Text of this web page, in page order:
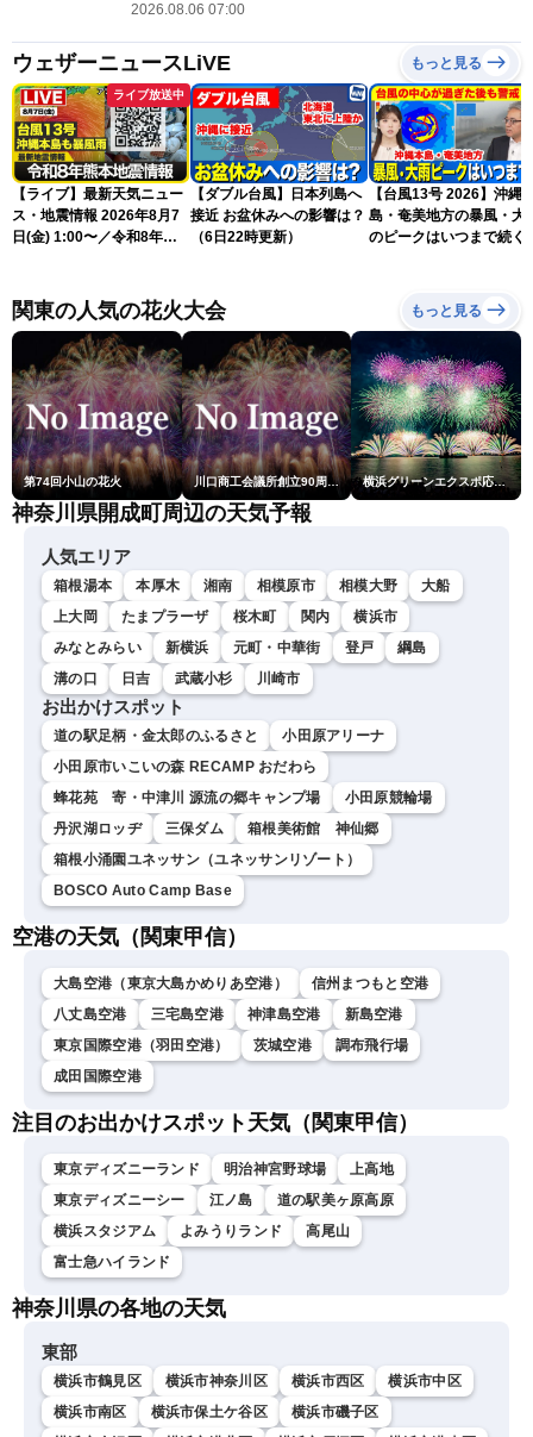
2026.08.06 07:00
ウェザーニュースLiVE もっと見る
ライブ放送中
【ライブ】最新天気ニュー
ス・地震情報 2026年8月7
日(金) 1:00〜／令和8年熊
スLiVE〉
【ダブル台風】日本列島へ
接近 お盆休みへの影響は？
（6日22時更新）
【台風13号 2026】沖縄
島・奄美地方の暴風・大
のピークはいつまで続く
関東の人気の花火大会 もっと見る
第74回小山の花火 川口商工会議所創立90周年・青年部40周年・女性会30周年記念 第6回川口花火大会 横浜グリーンエクスポ応援 みなとみらいフェスティバル「スカイシンフォニーinヨコハマ presented byコロワイド」
神奈川県開成町周辺の天気予報
人気エリア
箱根湯本 本厚木 湘南 相模原市 相模大野
大船
上大岡
たまプラーザ 桜木町 関内
横浜市
みなとみらい
新横浜 元町・中華街 登戸
綱島
溝の口
日吉 武蔵小杉 川崎市
お出かけスポット
道の駅足柄・金太郎のふるさと
小田原アリーナ
小田原市いこいの森 RECAMP おだわら
蜂花苑 寄・中津川 源流の郷キャンプ場
小田原競輪場
丹沢湖ロッヂ
三保ダム
箱根美術館 神仙郷
箱根小涌園ユネッサン（ユネッサンリゾート）
BOSCO Auto Camp Base
空港の天気（関東甲信）
大島空港（東京大島かめりあ空港）
信州まつもと空港
八丈島空港
三宅島空港 神津島空港
新島空港
東京国際空港（羽田空港）
茨城空港
調布飛行場
成田国際空港
注目のお出かけスポット天気（関東甲信）
東京ディズニーランド 明治神宮野球場
上高地
東京ディズニーシー
江ノ島
道の駅美ヶ原高原
横浜スタジアム
よみうりランド
高尾山
富士急ハイランド
神奈川県の各地の天気
東部
横浜市鶴見区 横浜市神奈川区 横浜市西区
横浜市中区
横浜市南区
横浜市保土ケ谷区
横浜市磯子区